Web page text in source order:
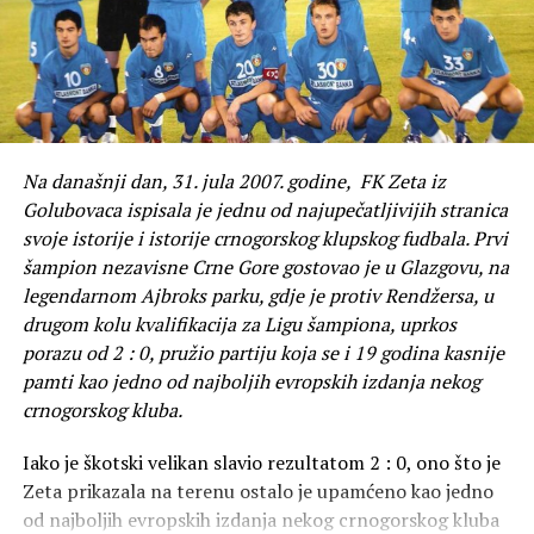
Na današnji dan, 31. jula 2007. godine, FK Zeta iz
Golubovaca ispisala je jednu od najupečatljivijih stranica
svoje istorije i istorije crnogorskog klupskog fudbala. Prvi
šampion nezavisne Crne Gore gostovao je u Glazgovu, na
legendarnom Ajbroks parku, gdje je protiv Rendžersa, u
drugom kolu kvalifikacija za Ligu šampiona, uprkos
porazu od 2 : 0, pružio partiju koja se i 19 godina kasnije
pamti kao jedno od najboljih evropskih izdanja nekog
crnogorskog kluba.
Iako je škotski velikan slavio rezultatom 2 : 0, ono što je
Zeta prikazala na terenu ostalo je upamćeno kao jedno
od najboljih evropskih izdanja nekog crnogorskog kluba